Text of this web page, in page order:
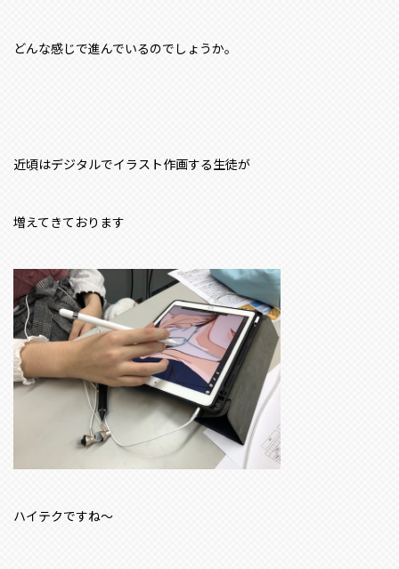
どんな感じで進んでいるのでしょうか。
近頃はデジタルでイラスト作画する生徒が
増えてきております
ハイテクですね～